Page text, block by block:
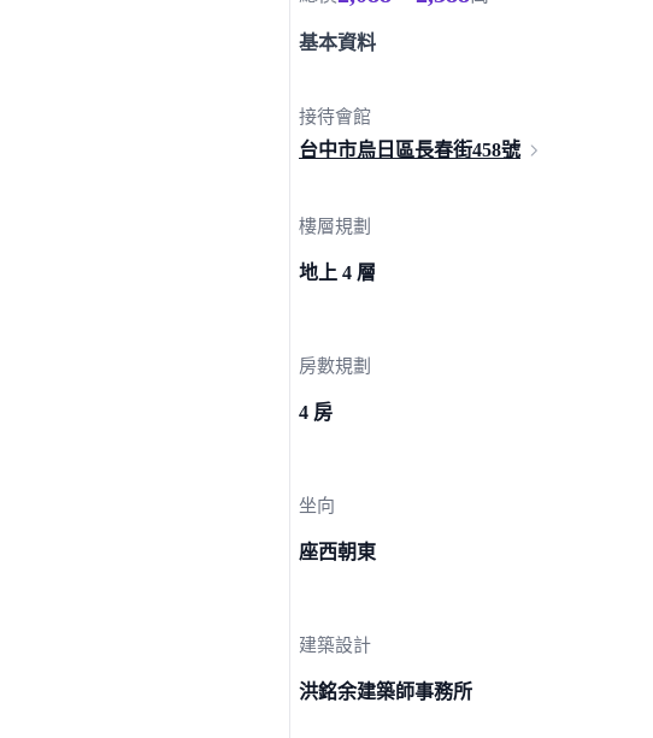
基本資料
接待會館
台中市烏日區長春街458號
樓層規劃
地上 4 層
房數規劃
4 房
坐向
座西朝東
建築設計
洪銘余建築師事務所